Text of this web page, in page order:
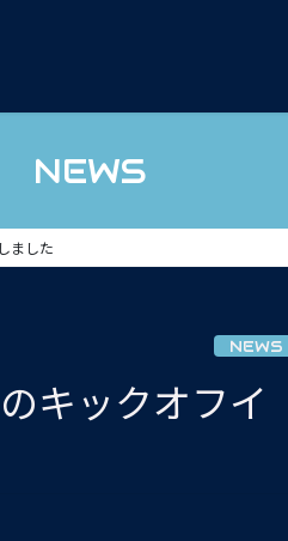
NEWS
ました
NEWS
キックオフイ